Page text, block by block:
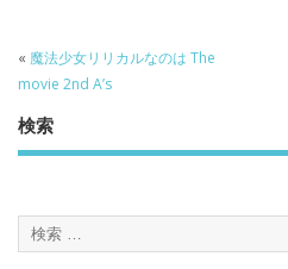
« 魔法少女リリカルなのは The
movie 2nd A’s
検索